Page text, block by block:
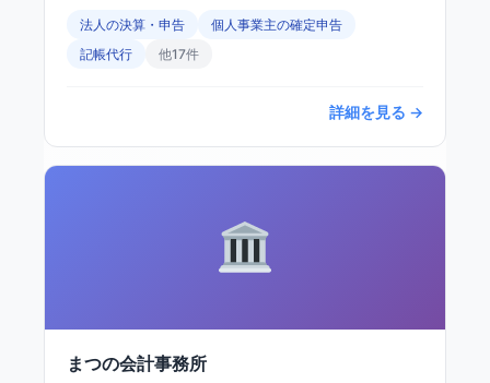
法人の決算・申告
個人事業主の確定申告
記帳代行
他17件
詳細を見る →
まつの会計事務所